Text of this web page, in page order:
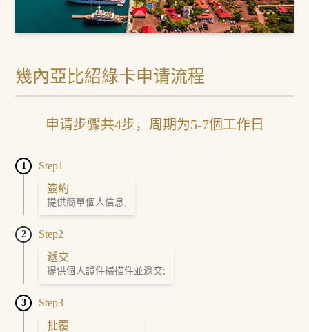
幾內亞比紹綠卡申请流程
申请步骤共4步，周期为5-7個工作日
1
Step1
簽約
提供簡單個人信息;
2
Step2
遞交
提供個人證件掃描件並遞交;
3
Step3
批覆